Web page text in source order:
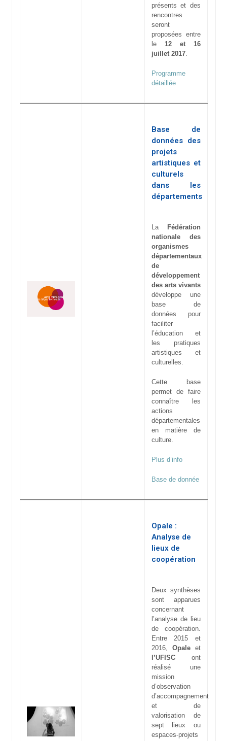
présents et des
rencontres
seront
proposées entre
le 12 et 16
juillet 2017.
Programme
détaillée
Base de
données des
projets
artistiques et
culturels
dans les
départements
La
Fédération
nationale des
organismes
départementaux
de
développement
des arts vivants
développe une
base de
données pour
faciliter
l’éducation et
les pratiques
artistiques et
culturelles.
Cette base
permet de faire
connaître les
actions
départementales
en matière de
culture.
Plus d’info
Base de donnée
Opale :
Analyse de
lieux de
coopération
Deux synthèses
sont apparues
concernant
l’analyse de lieu
de coopération.
Entre 2015 et
2016, Opaleet
l’UFISCont
réalisé une
mission
d’observation
d’accompagnement
et de
valorisation de
sept lieux ou
espaces-projets